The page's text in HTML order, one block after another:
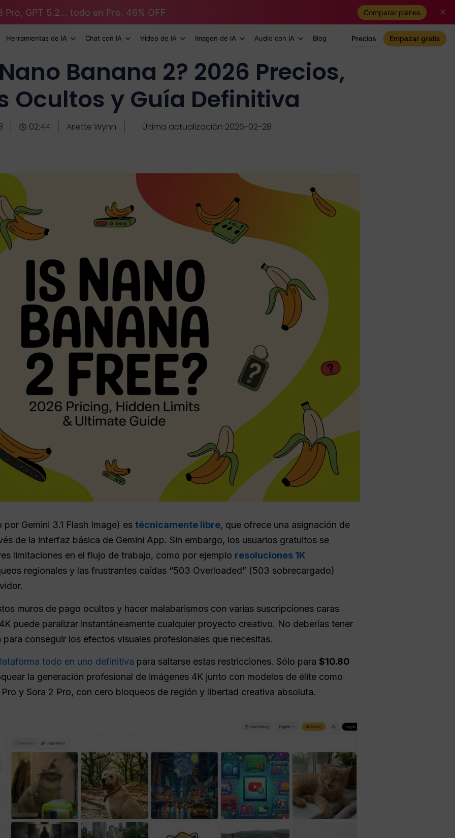
Pro, GPT 5.2... todo en Pro. 46% OFF Comparar planes
Herramientas de IA Chat con IA Vídeo de IA Imagen de IA Audio con IA Blog Precios Empezar gratis
Banana 2? 2026 Precios,
Ocultos y Guía Definitiva
02:44 Ariette Wynn Última actualización 2026-02-28
Gemini 3.1 Flash Image) es técnicamente libre, que ofrece una asignación de
de la interfaz básica de Gemini App. Sin embargo, los usuarios gratuitos se
limitaciones en el flujo de trabajo, como por ejemplo resoluciones 1K
regionales y las frustrantes caídas “503 Overloaded” (503 sobrecargado)
muros de pago ocultos y hacer malabarismos con varias suscripciones caras
puede paralizar instantáneamente cualquier proyecto creativo. No deberías tener
conseguir los efectos visuales profesionales que necesitas.
todo en uno definitiva para saltarse estas restricciones. Sólo para $10.80
la generación profesional de imágenes 4K junto con modelos de élite como
y Sora 2 Pro, con cero bloqueos de región y libertad creativa absoluta.